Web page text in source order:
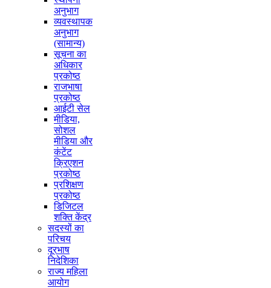
अनुभाग
व्यवस्थापक
अनुभाग
(सामान्य)
सूचना का
अधिकार
प्रकोष्ठ
राजभाषा
प्रकोष्ठ
आईटी सेल
मीडिया,
सोशल
मीडिया और
कंटेंट
क्रिएशन
प्रकोष्ठ
प्रशिक्षण
प्रकोष्ठ
डिजिटल
शक्ति केंद्र
सदस्यों का
परिचय
दूरभाष
निदेशिका
राज्य महिला
आयोग